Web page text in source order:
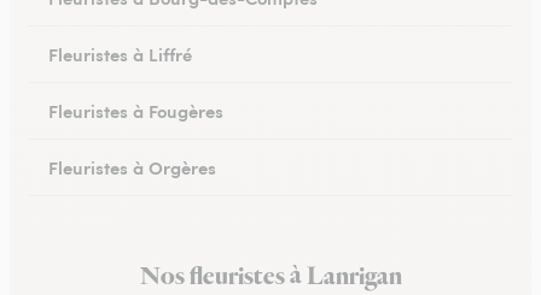
Fleuristes à Liffré
Fleuristes à Fougères
Fleuristes à Orgères
Fleuristes à IffendicNos fleuristes à Lanrigan